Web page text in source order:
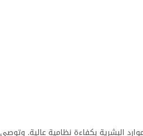
البشرية بكفاءة نظامية عالية. وتوصي